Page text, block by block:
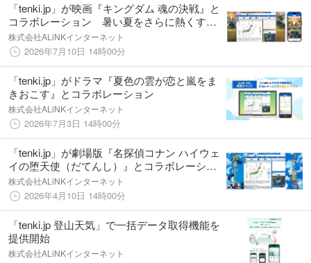
「tenki.jp」が映画『キングダム 魂の決戦』と
コラボレーション 暑い夏をさらに熱くす
る、期間限定の背景ジャックを実施
株式会社ALiNKインターネット
2026年7月10日 14時00分
「tenki.jp」がドラマ『夏色の雲が恋と嵐をま
きおこす』とコラボレーション
株式会社ALiNKインターネット
2026年7月3日 14時00分
「tenki.jp」が劇場版『名探偵コナン ハイウェ
イの堕天使（だてんし）』とコラボレーショ
ン
株式会社ALiNKインターネット
2026年4月10日 14時00分
「tenki.jp 登山天気」で一括データ取得機能を
提供開始
株式会社ALiNKインターネット